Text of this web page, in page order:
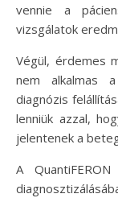
vennie a
vizsgálatok
Végül, érdemes
nem alkalmas
diagnózis
lenniük azzal,
jelentenek a
A